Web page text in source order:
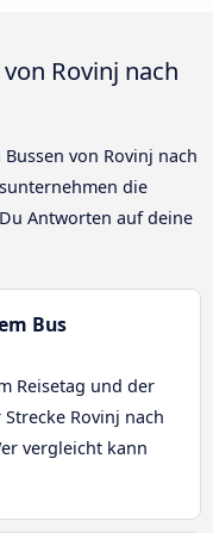
Rovinj nach
von Rovinj nach
die
Antworten auf deine
Bus
Reisetag und der
Rovinj nach
vergleicht kann